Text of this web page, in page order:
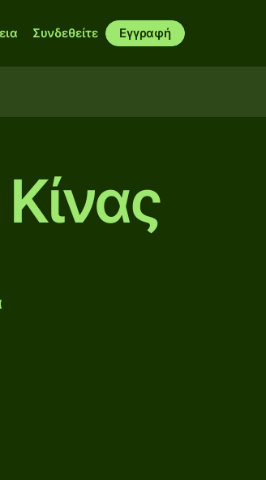
Συνδεθείτε Εγγραφή